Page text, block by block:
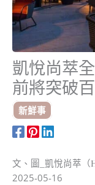
凱悅尚萃
前將突破
新鮮事
文、圖_凱悅尚萃（
2025-05-16